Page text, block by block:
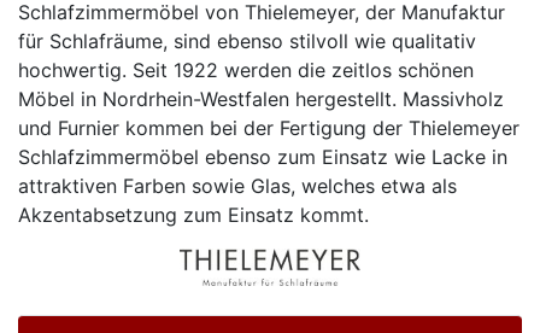
Schlafzimmermöbel von Thielemeyer, der Manufaktur
für Schlafräume, sind ebenso stilvoll wie qualitativ
hochwertig. Seit 1922 werden die zeitlos schönen
Möbel in Nordrhein-Westfalen hergestellt. Massivholz
und Furnier kommen bei der Fertigung der Thielemeyer
Schlafzimmermöbel ebenso zum Einsatz wie Lacke in
attraktiven Farben sowie Glas, welches etwa als
Akzentabsetzung zum Einsatz kommt.
Möbel-
Konfigurator
0%
Finanzierung
Letz-